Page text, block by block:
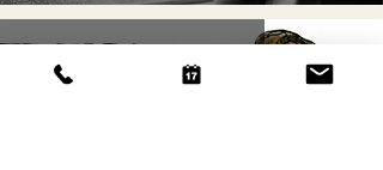
1. mar. 2023